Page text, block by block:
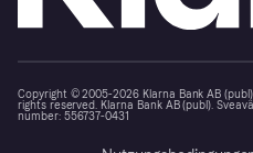
Copyright © 2005-2026 Klarna Bank AB
rights reserved. Klarna Bank AB (publ).
number: 556737-0431